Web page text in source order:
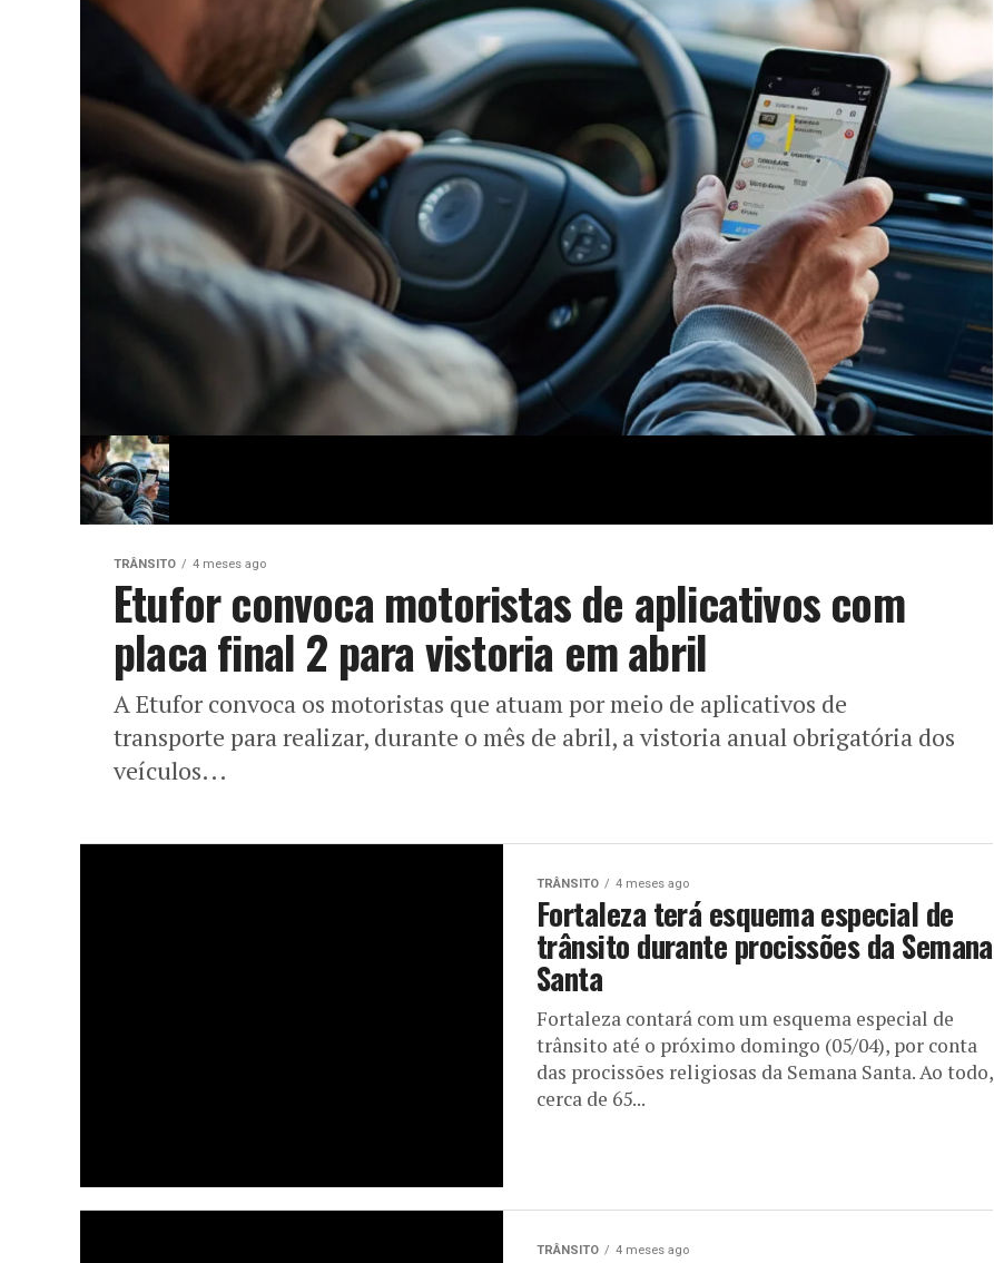
TRÂNSITO 4 meses ago
Etufor convoca motoristas de aplicativos com
placa final 2 para vistoria em abril
A Etufor convoca os motoristas que atuam por meio de aplicativos de
transporte para realizar, durante o mês de abril, a vistoria anual obrigatória dos
veículos...
TRÂNSITO 4 meses ago
Fortaleza terá esquema especial de
trânsito durante procissões da Semana
Santa
Fortaleza contará com um esquema especial de
trânsito até o próximo domingo (05/04), por conta
das procissões religiosas da Semana Santa. Ao todo,
cerca de 65...
TRÂNSITO 4 meses ago